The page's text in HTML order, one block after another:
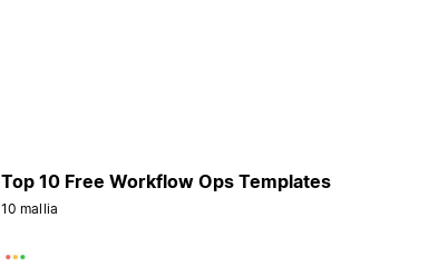
Top 10 Free Workflow Ops Templates
10 mallia